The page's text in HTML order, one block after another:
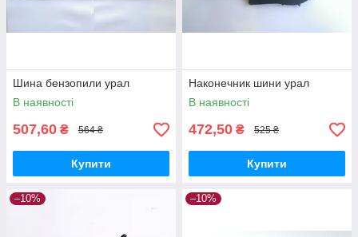
Шина бензопили урал
В наявності
507,60 ₴ 564 ₴
Купити
Наконечник шини урал
В наявності
472,50 ₴ 525 ₴
Купити
–10% –10%